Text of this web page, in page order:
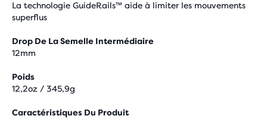
La technologie GuideRails™ aide à limiter les mouvements
superflus
Drop De La Semelle Intermédiaire
12mm
Poids
12,2oz / 345,9g
Caractéristiques Du Produit